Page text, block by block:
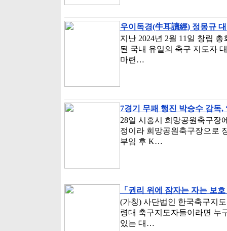
우이독경(牛耳讀經) 정몽규
지난 2024년 2월 11일 창립
된 국내 유일의 축구 지도자
마련…
7경기 무패 행진 박승수 감
28일 시흥시 희망공원축구장
정이라 희망공원축구장으로
부임 후 K…
「권리 위에 잠자는 자는 보
(가칭) 사단법인 한국축구지
령대 축구지도자들이라면 누
있는 대…